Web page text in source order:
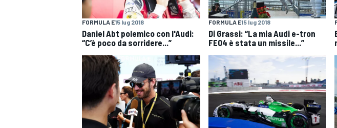
FORMULA E15 lug 2018
Daniel Abt polemico con l'Audi:
“C’è poco da sorridere...”
FORMULA E15 lug 2018
Di Grassi: “La mia Audi e-tron
FE04 è stata un missile...”